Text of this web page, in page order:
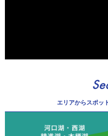
エリアからスポッ